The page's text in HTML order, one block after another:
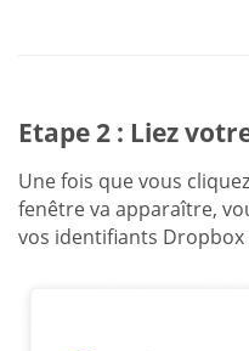
Etape 2 : Liez
Une fois que vous
fenêtre va apparaître,
vos identifiants